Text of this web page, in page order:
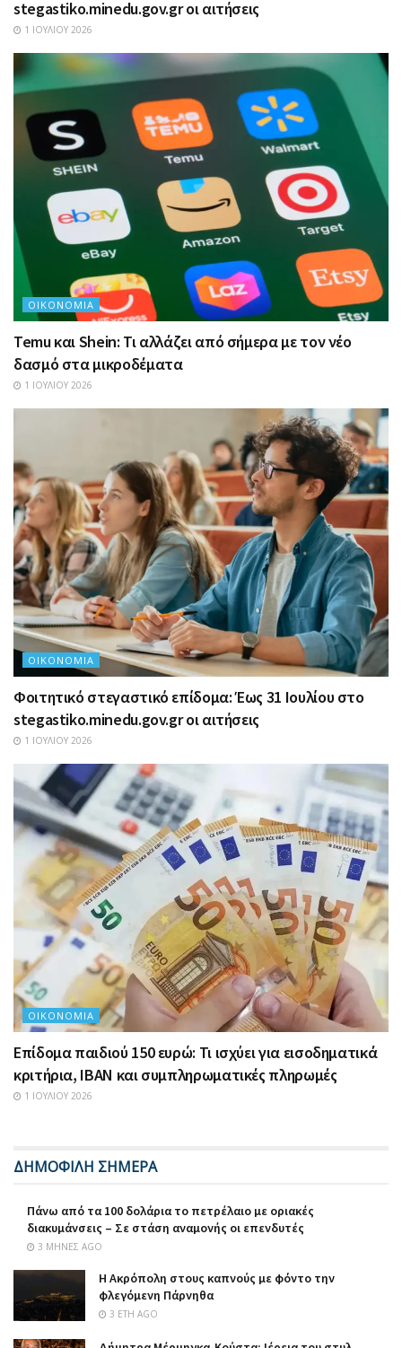
stegastiko.minedu.gov.gr οι αιτήσεις
1 ΙΟΥΛΊΟΥ 2026
ΟΙΚΟΝΟΜΊΑ
Temu και Shein: Τι αλλάζει από σήμερα με τον νέο
δασμό στα μικροδέματα
1 ΙΟΥΛΊΟΥ 2026
ΟΙΚΟΝΟΜΊΑ
Φοιτητικό στεγαστικό επίδομα: Έως 31 Ιουλίου στο
stegastiko.minedu.gov.gr οι αιτήσεις
1 ΙΟΥΛΊΟΥ 2026
ΟΙΚΟΝΟΜΊΑ
Επίδομα παιδιού 150 ευρώ: Τι ισχύει για εισοδηματικά
κριτήρια, IBAN και συμπληρωματικές πληρωμές
1 ΙΟΥΛΊΟΥ 2026
ΔΗΜΟΦΙΛΗ ΣΗΜΕΡΑ
Πάνω από τα 100 δολάρια το πετρέλαιο με οριακές
διακυμάνσεις – Σε στάση αναμονής οι επενδυτές
3 ΜΉΝΕΣ AGO
Η Ακρόπολη στους καπνούς με φόντο την
φλεγόμενη Πάρνηθα
3 ΈΤΗ AGO